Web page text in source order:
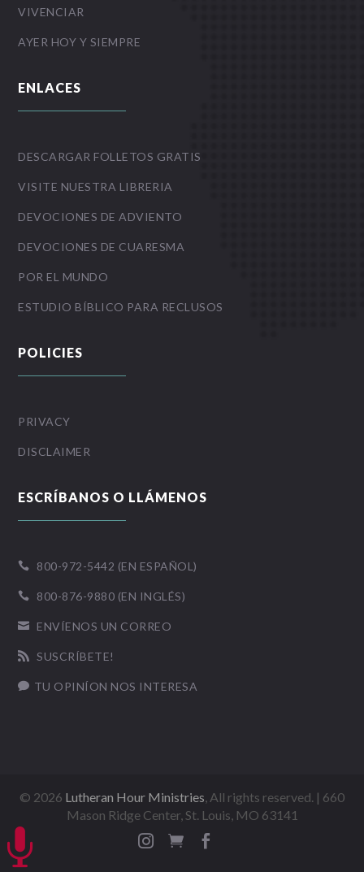
VIVENCIAR
AYER HOY Y SIEMPRE
ENLACES
DESCARGAR FOLLETOS GRATIS
VISITE NUESTRA LIBRERIA
DEVOCIONES DE ADVIENTO
DEVOCIONES DE CUARESMA
POR EL MUNDO
ESTUDIO BÍBLICO PARA RECLUSOS
POLICIES
PRIVACY
DISCLAIMER
ESCRÍBANOS O LLÁMENOS
 800-972-5442 (EN ESPAÑOL)
 800-876-9880 (EN INGLÉS)
 ENVÍENOS UN CORREO
 SUSCRÍBETE!
 TU OPINÍON NOS INTERESA
© 2026 Lutheran Hour Ministries, All rights reserved. | 660
Mason Ridge Center, St. Louis, MO 63141

 
